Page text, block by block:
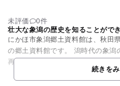
未評価
0件
壮大な象潟の歴史を知ることがで
にかほ市象潟郷土資料館は、秋田
の郷土資料館です。 潟時代の象潟
再現したジオラマのほか、いにし
続きを